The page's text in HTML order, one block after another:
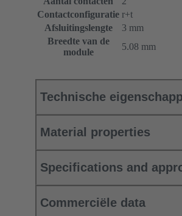
Contactconfiguratie r+t
Afsluitingslengte
3 mm
Breedte van de
module
5.08 mm
Technische
Material properties
Specifications and
Commerciële data